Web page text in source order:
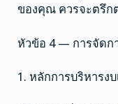
ของคุณ ควรจะตรึก
หัวข้อ 4 — การจัดก
1. หลักการบริหารง